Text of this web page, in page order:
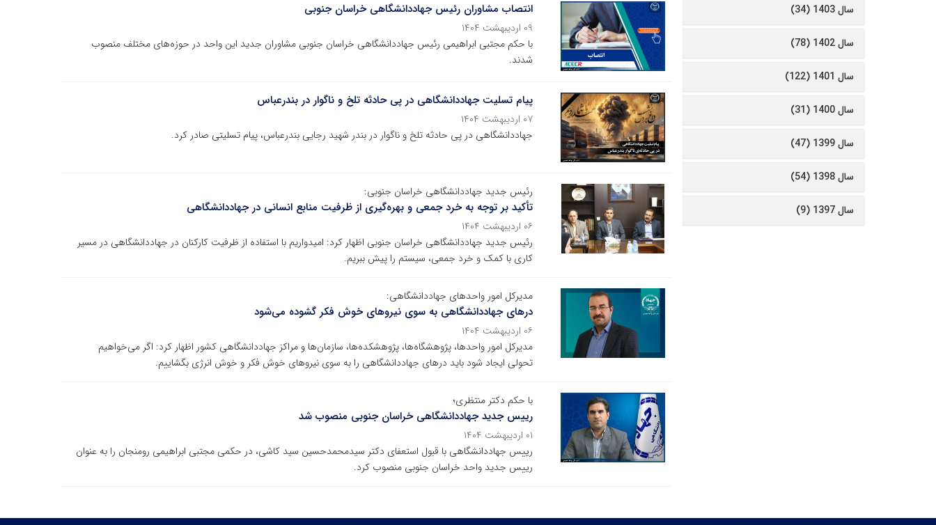
انتصاب مشاوران رئیس جهاددانشگاهی خراسان جنوبی
۰۹ اردیبهشت ۱۴۰۴
با حکم مجتبی ابراهیمی رئیس جهاددانشگاهی خراسان جنوبی مشاوران جدید این واحد در حوزه‌های مختلف منصوب
شدند.
پیام تسلیت جهاددانشگاهی در پی حادثه تلخ و ناگوار در بندرعباس
۰۷ اردیبهشت ۱۴۰۴
جهاددانشگاهی در پی حادثه تلخ و ناگوار در بندر شهید رجایی بندرعباس، پیام تسلیتی صادر کرد.
رئیس جدید جهاددانشگاهی خراسان جنوبی:
تأکید بر توجه به خرد جمعی و بهره‌گیری از ظرفیت منابع انسانی در جهاددانشگاهی
۰۶ اردیبهشت ۱۴۰۴
رئیس جدید جهاددانشگاهی خراسان جنوبی اظهار کرد: امیدواریم با استفاده از ظرفیت کارکنان در جهاددانشگاهی در مسیر
کاری با کمک و خرد جمعی، سیستم را پیش ببریم.
مدیرکل امور واحدهای جهاددانشگاهی:
درهای جهاددانشگاهی به سوی نیروهای خوش فکر گشوده می‌شود
۰۶ اردیبهشت ۱۴۰۴
مدیرکل امور واحدها، پژوهشگاه‌ها، پژوهشکده‌ها، سازمان‌ها و مراکز جهاددانشگاهی کشور اظهار کرد: اگر می‌خواهیم
تحولی ایجاد شود باید درهای جهاددانشگاهی را به سوی نیروهای خوش فکر و خوش انرژی بگشاییم.
با حکم دکتر منتظری؛
رییس جدید جهاددانشگاهی خراسان جنوبی منصوب شد
۰۱ اردیبهشت ۱۴۰۴
رییس جهاددانشگاهی با قبول استعفای دکتر سیدمحمدحسین سید کاشی، در حکمی مجتبی ابراهیمی رومنجان را به عنوان
رییس جدید واحد خراسان جنوبی منصوب کرد.
سال 1403 (34)
سال 1402 (78)
سال 1401 (122)
سال 1400 (31)
سال 1399 (47)
سال 1398 (54)
سال 1397 (9)